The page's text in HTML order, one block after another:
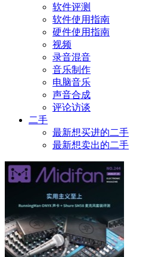
软件评测
软件使用指南
硬件使用指南
视频
录音混音
音乐制作
电脑音乐
声音合成
评论访谈
二手
最新想买进的二手
最新想卖出的二手